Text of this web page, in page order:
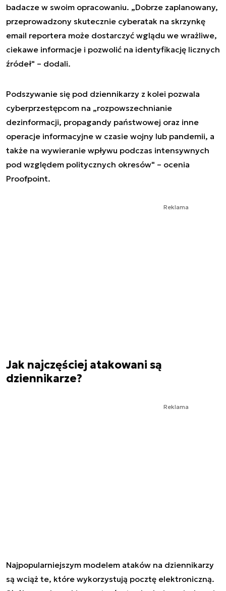
badacze w swoim opracowaniu. „Dobrze zaplanowany,
przeprowadzony skutecznie cyberatak na skrzynkę
email reportera może dostarczyć wglądu we wrażliwe,
ciekawe informacje i pozwolić na identyfikację licznych
źródeł" – dodali.
Podszywanie się pod dziennikarzy z kolei pozwala
cyberprzestępcom na „rozpowszechnianie
dezinformacji, propagandy państwowej oraz inne
operacje informacyjne w czasie wojny lub pandemii, a
także na wywieranie wpływu podczas intensywnych
pod względem politycznych okresów" – ocenia
Proofpoint.
Reklama
Jak najczęściej atakowani są
dziennikarze?
Reklama
Najpopularniejszym modelem ataków na dziennikarzy
są wciąż te, które wykorzystują pocztę elektroniczną.